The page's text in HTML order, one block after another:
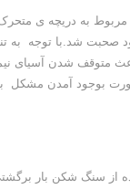
به دریچه ی
صحبت شد.با توجه
متوقف شدن آسیای
۲۰۱۰ بایستی در صورت
سنگ شکن بار برگشتی